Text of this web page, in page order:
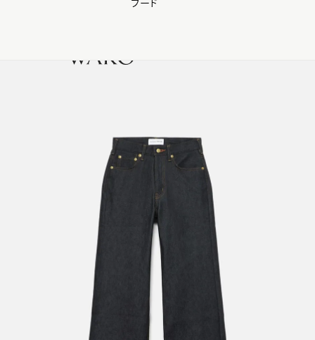
【会員様限定】夏のプレゼントキャンペーン開催中
フード